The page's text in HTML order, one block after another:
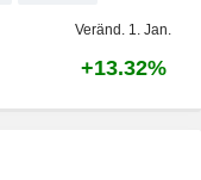
Veränd. 1. Jan.
+13.32%